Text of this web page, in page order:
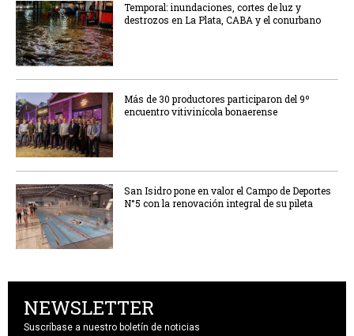
Temporal: inundaciones, cortes de luz y
destrozos en La Plata, CABA y el conurbano
Más de 30 productores participaron del 9º
encuentro vitivinícola bonaerense
San Isidro pone en valor el Campo de Deportes
N°5 con la renovación integral de su pileta
NEWSLETTER
Suscríbase a nuestro boletín de noticias